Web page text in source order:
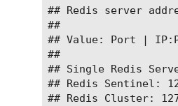
## Redis server
##
## Value: Port |
##
## Single Redis
## Redis Sentinel:
## Redis Cluster: